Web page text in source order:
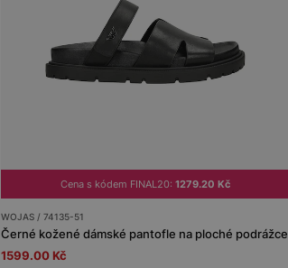
Cena s kódem FINAL20:1279.20 Kč
WOJAS / 74135-51
Černé kožené dámské pantofle na ploché podrážce
1599.00 Kč